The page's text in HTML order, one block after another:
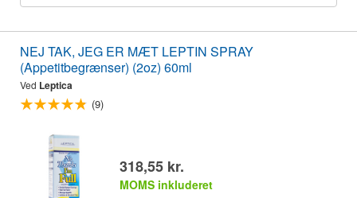
NEJ TAK, JEG ER MÆT LEPTIN SPRAY
(Appetitbegrænser) (2oz) 60ml
Ved Leptica
(9)
318,55 kr.
MOMS inkluderet